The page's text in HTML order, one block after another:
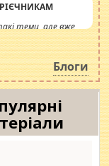
теми, але вже
інсенуації
Штучно
Блоги